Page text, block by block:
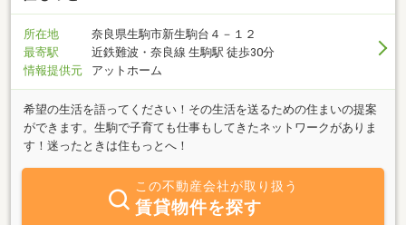
所在地
奈良県生駒市新生駒台４－１２
最寄駅
近鉄難波・奈良線 生駒駅 徒歩30分
情報提供元
アットホーム
希望の生活を語ってください！その生活を送るための住まいの提案
ができます。生駒で子育ても仕事もしてきたネットワークがありま
す！迷ったときは住もっとへ！
この不動産会社が取り扱う
賃貸物件を探す